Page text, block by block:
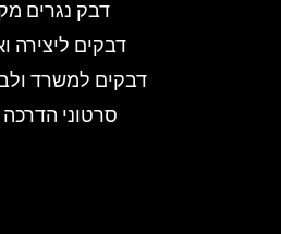
דבק נגרים
דבקים ליצירה
דבקים למשרד
סרטוני הדרכה